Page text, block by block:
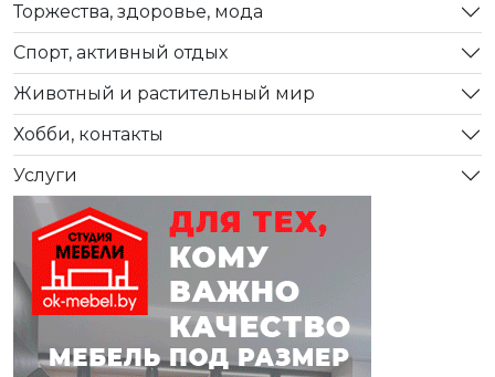
Торжества, здоровье, мода
Спорт, активный отдых
Животный и растительный мир
Хобби, контакты
Услуги